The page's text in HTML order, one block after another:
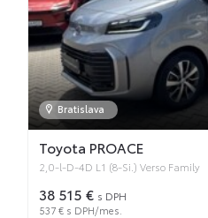
Bratislava
Toyota PROACE
2,0-l-D-4D L1 (8-Si.) Verso Family
38 515 € s DPH
537 € s DPH/mes.